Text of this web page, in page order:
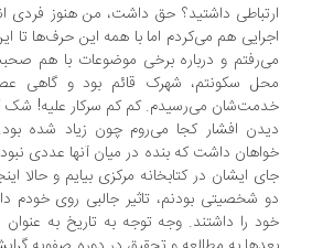
داشتید؟ حق داشت، من هنوز فردی انقلابی
هم می‌کردم اما با همه این حرف‌ها تا این
و درباره برخی موضوعات با هم صحبت
سکونتم، شهرک قائم بود و گاهی عصرها،
می‌رسیدم. کم کم سرکار علیه! شک کرده
افشار کجا می‌روم چون زیاد شده بود.
داشت که بنده در میان آنها عددی نبودم.
ایشان در کتابخانه مرکزی بیایم و حالا اینجا با
شخصیتی بودنم، تاثیر جالبی روی خودم داشت
را داشتند. وجه توجه به تاریخ به عنوان یک